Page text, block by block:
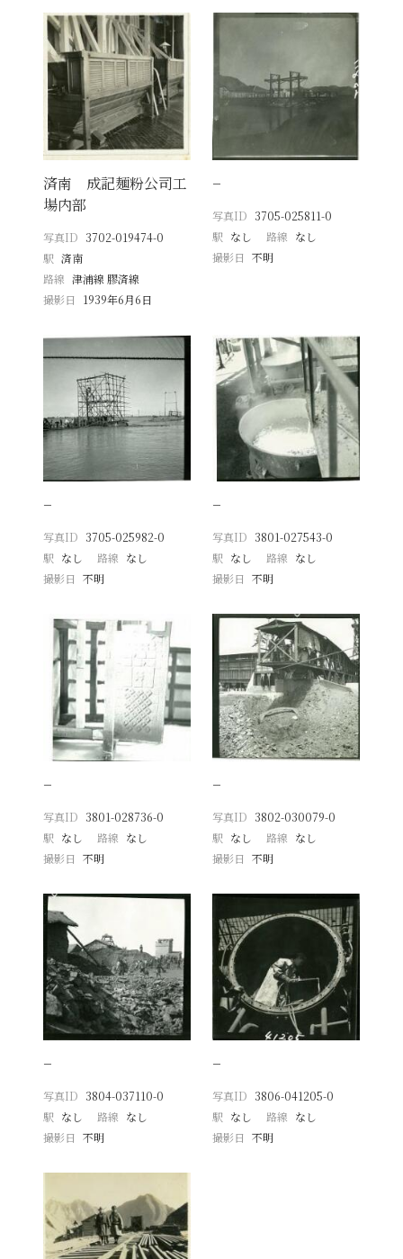
済南 成記麺粉公司工
場内部
写真ID 3702-019474-0
駅 済南
路線 津浦線 膠済線
撮影日
1939年6月6日
−
写真ID 3705-025811-0
駅 なし 路線 なし
撮影日 不明
−
写真ID 3705-025982-0
駅 なし 路線 なし
撮影日
不明
−
写真ID 3801-027543-0
駅 なし 路線 なし
撮影日 不明
−
写真ID 3801-028736-0
駅 なし 路線 なし
撮影日
不明
−
写真ID 3802-030079-0
駅 なし 路線 なし
撮影日 不明
−
写真ID 3804-037110-0
駅 なし 路線 なし
撮影日
不明
−
写真ID 3806-041205-0
駅 なし 路線 なし
撮影日 不明